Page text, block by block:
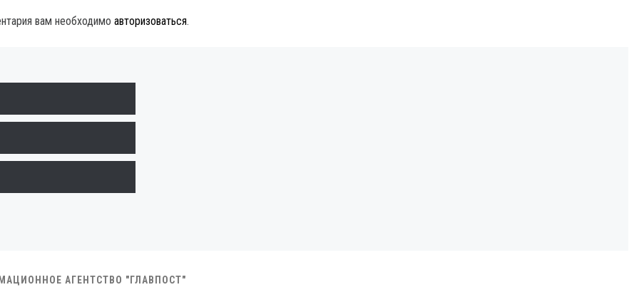
вам необходимо авторизоваться.
АГЕНТСТВО "ГЛАВПОСТ"